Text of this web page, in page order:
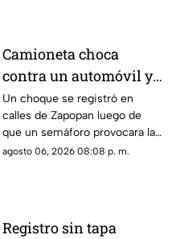
condiciones insalubres del
lugar.
Camioneta choca
contra un automóvil y
termina sobre la
banqueta
Un choque se registró en
calles de Zapopan luego de
que un semáforo provocara la
colisión entre dos vehículos.
agosto 06, 2026 08:08 p. m.
Registro sin tapa